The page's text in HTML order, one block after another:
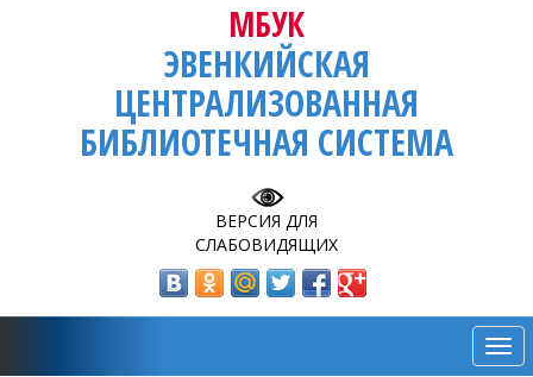
МБУК
ЭВЕНКИЙСКАЯ
ЦЕНТРАЛИЗОВАННАЯ
БИБЛИОТЕЧНАЯ СИСТЕМА
ВЕРСИЯ ДЛЯ
СЛАБОВИДЯЩИХ